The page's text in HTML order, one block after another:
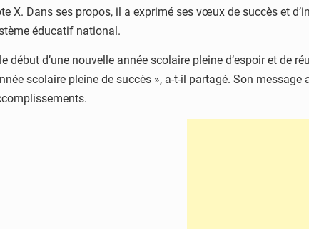
X. Dans ses propos, il a exprimé ses vœux de succès et
éducatif national.
début d’une nouvelle année scolaire pleine d’espoir et de
scolaire pleine de succès », a-t-il partagé. Son